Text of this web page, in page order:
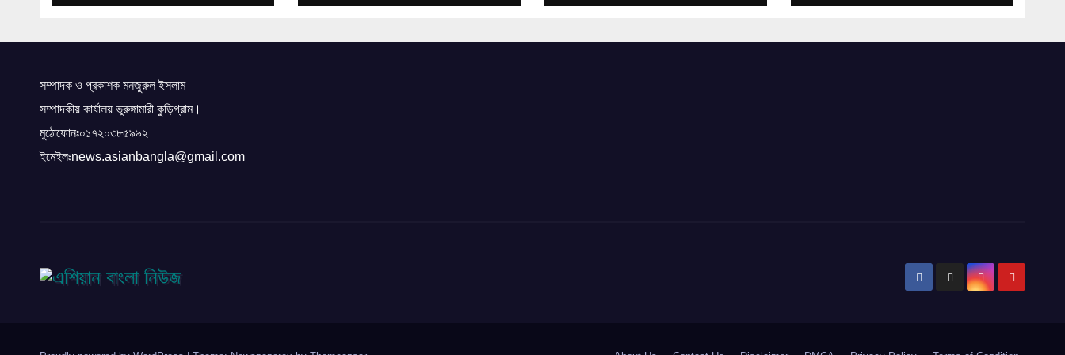
সমাধি, রাষ্ট্রীয় উদ্যোগে দেশে
সম্পাদক ও প্রকাশক মনজুরুল ইসলাম
সম্পাদকীয় কার্যালয় ভুরুঙ্গামারী কুড়িগ্রাম।
মুঠোফোনঃ০১৭২০৩৮৫৯৯২
ইমেইলঃnews.asianbangla@gmail.com